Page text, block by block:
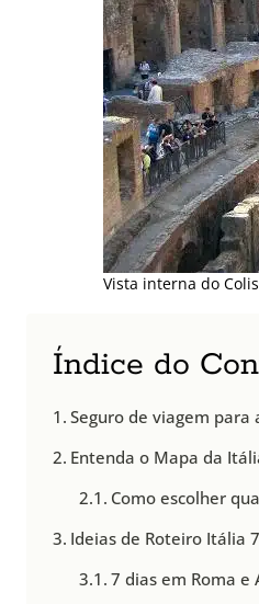
Vista interna do
Índice do
Seguro de viagem para
Entenda o Mapa da
Como escolher
Ideias de Roteiro Itália
7 dias em Roma e